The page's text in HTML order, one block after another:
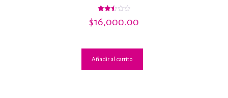
Valorado
con
$16,000.00
Añadir al carrito